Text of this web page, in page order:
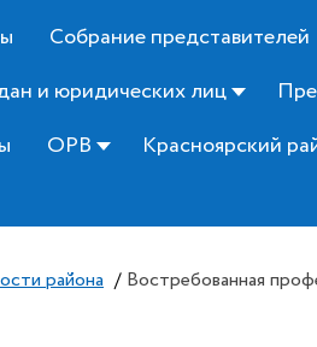
Собрание представителей
и юридических лиц
ОРВ Красноярский
района / Востребованная